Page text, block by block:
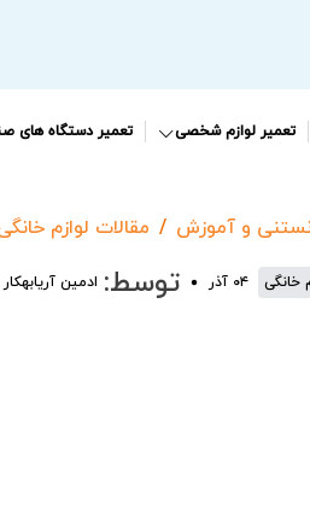
تعمیر لوازم شخصی تعمیر دستگاه های
و آموزش مقالات لوازم
خانگی ۰۴ آذر توسط: ادمین آریابهکار